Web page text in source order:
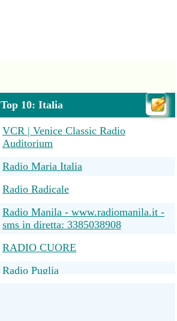
Top 10: Italia
VCR | Venice Classic Radio
Auditorium
Radio Maria Italia
Radio Radicale
Radio Manila - www.radiomanila.it -
sms in diretta: 3385038908
RADIO CUORE
Radio Puglia